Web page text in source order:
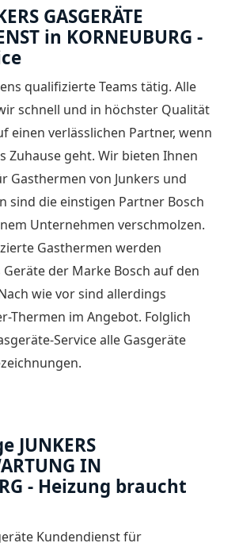
GASGERÄTE
in KORNEUBURG -
qualifizierte Teams tätig. Alle
schnell und in höchster Qualität
einen verlässlichen Partner, wenn
Zuhause geht. Wir bieten Ihnen
Gasthermen von Junkers und
sind die einstigen Partner Bosch
Unternehmen verschmolzen.
Gasthermen werden
der Marke Bosch auf den
wie vor sind allerdings
Thermen im Angebot. Folglich
Service alle Gasgeräte
JUNKERS
IN
- Heizung braucht
Kundendienst für